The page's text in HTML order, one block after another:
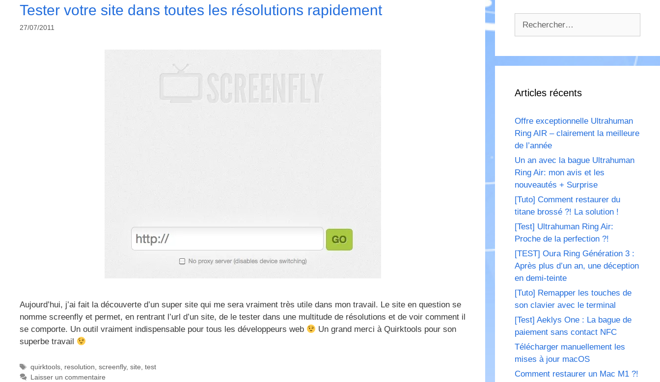
Tester votre site dans toutes les résolutions rapidement
27/07/2011
Aujourd’hui, j’ai fait la découverte d’un super site qui me sera vraiment très utile dans mon travail. Le site en question se
nomme screenfly et permet, en rentrant l’url d’un site, de le tester dans une multitude de résolutions et de voir comment il
se comporte. Un outil vraiment indispensable pour tous les développeurs web
Un grand merci à Quirktools pour son
superbe travail
Étiquettes
quirktools, resolution, screenfly, site, test
Laisser un commentaire
Articles récents
Offre exceptionnelle Ultrahuman
Ring AIR – clairement la meilleure
de l’année
Un an avec la bague Ultrahuman
Ring Air: mon avis et les
nouveautés + Surprise
[Tuto] Comment restaurer du
titane brossé ?! La solution !
[Test] Ultrahuman Ring Air:
Proche de la perfection ?!
[TEST] Oura Ring Génération 3 :
Après plus d’un an, une déception
en demi-teinte
[Tuto] Remapper les touches de
son clavier avec le terminal
[Test] Aeklys One : La bague de
paiement sans contact NFC
Télécharger manuellement les
mises à jour macOS
Comment restaurer un Mac M1 ?!